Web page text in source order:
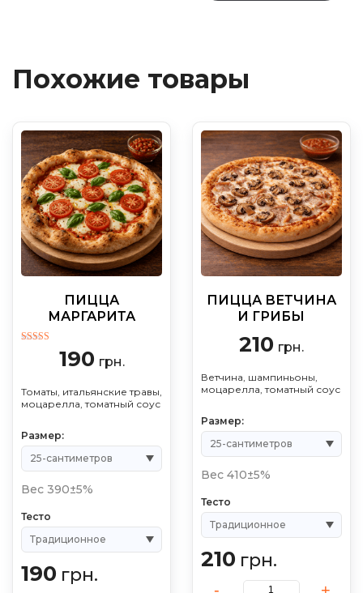
Похожие товары
ПИЦЦА
МАРГАРИТА
190 грн.
Томаты, итальянские травы,
моцарелла, томатный соус
Размер:
Вес 390±5%
Тесто
190 грн.
ПИЦЦА ВЕТЧИНА
И ГРИБЫ
210 грн.
Ветчина, шампиньоны,
моцарелла, томатный соус
Размер:
Вес 410±5%
Тесто
210 грн.